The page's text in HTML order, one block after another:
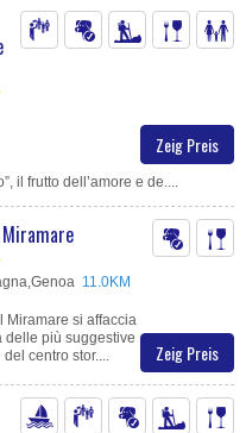
Zeig Preis
il frutto dell’amore e de....
Zeig Preis
11.0KM
Miramare si affaccia
delle più suggestive
del centro stor....